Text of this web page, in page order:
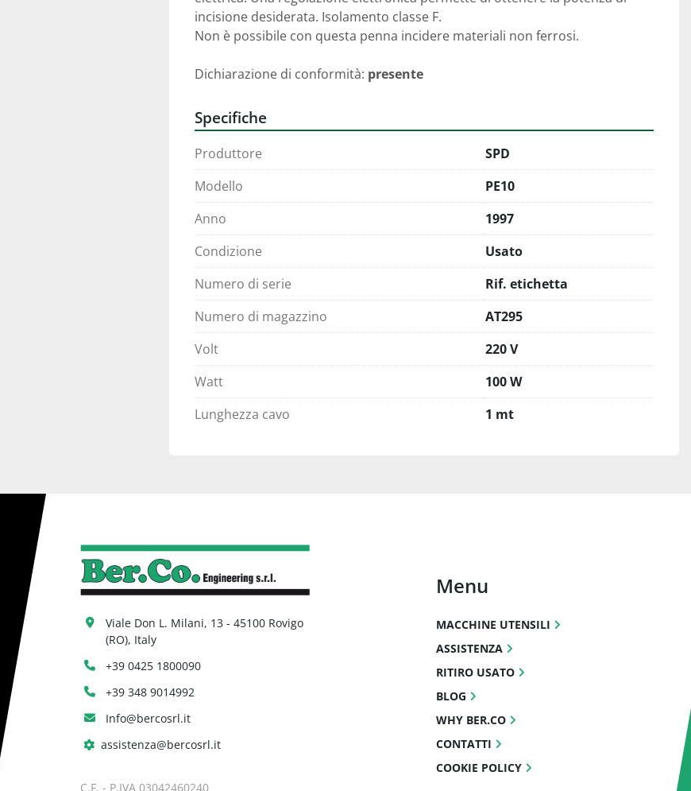
incisione desiderata. Isolamento classe F.
Non è possibile con questa penna incidere materiali non ferrosi.
Dichiarazione di conformità: presente
Specifiche
Produttore
SPD
Modello
PE10
Anno
1997
Condizione
Usato
Numero di serie
Rif. etichetta
Numero di magazzino
AT295
Volt
220 V
Watt
100 W
Lunghezza cavo
1 mt
Viale Don L. Milani, 13 - 45100 Rovigo
(RO), Italy
+39 0425 1800090
+39 348 9014992
Info@bercosrl.it
assistenza@bercosrl.it
C.F. - P.IVA 03042460240
Menu
MACCHINE UTENSILI
ASSISTENZA
RITIRO USATO
BLOG
WHY BER.CO
CONTATTI
COOKIE POLICY